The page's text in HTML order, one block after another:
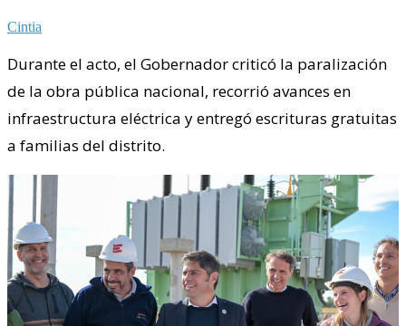
Cintia
Durante el acto, el Gobernador criticó la paralización
de la obra pública nacional, recorrió avances en
infraestructura eléctrica y entregó escrituras gratuitas
a familias del distrito.